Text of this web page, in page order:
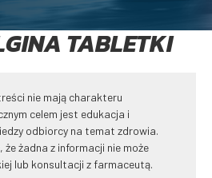
TABLETKI
nie mają charakteru
celem jest edukacja i
odbiorcy na temat zdrowia.
żadna z informacji nie może
lub konsultacji z farmaceutą.